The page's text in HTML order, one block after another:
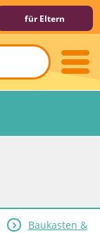
für Eltern
Baukasten &